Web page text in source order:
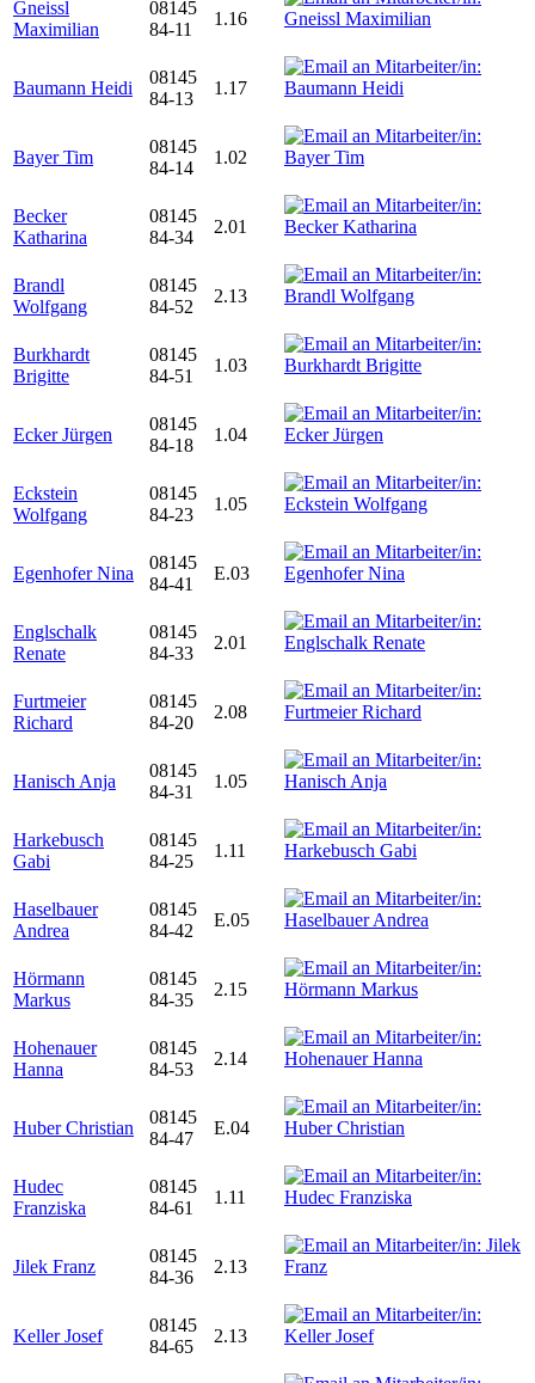
Gneissl
Maximilian
08145
84-11
1.16
Baumann Heidi
08145
84-13
1.17
Bayer Tim
08145
84-14
1.02
Becker
Katharina
08145
84-34
2.01
Brandl
Wolfgang
08145
84-52
2.13
Burkhardt
Brigitte
08145
84-51
1.03
Ecker Jürgen
08145
84-18
1.04
Eckstein
Wolfgang
08145
84-23
1.05
Egenhofer Nina
08145
84-41
E.03
Englschalk
Renate
08145
84-33
2.01
Furtmeier
Richard
08145
84-20
2.08
Hanisch Anja
08145
84-31
1.05
Harkebusch
Gabi
08145
84-25
1.11
Haselbauer
Andrea
08145
84-42
E.05
Hörmann
Markus
08145
84-35
2.15
Hohenauer
Hanna
08145
84-53
2.14
Huber Christian
08145
84-47
E.04
Hudec
Franziska
08145
84-61
1.11
Jilek Franz
08145
84-36
2.13
Keller Josef
08145
84-65
2.13